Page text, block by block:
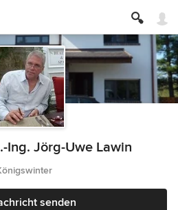
Ing. Jörg-Uwe Lawin
senden